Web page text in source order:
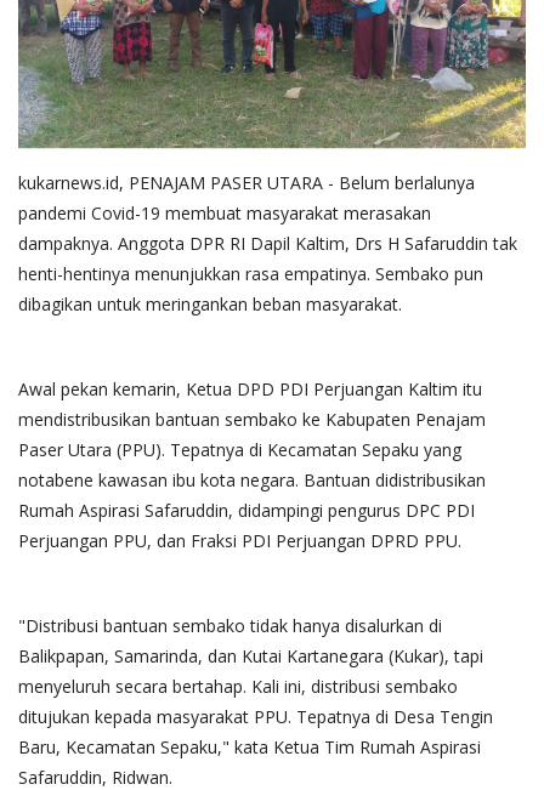
Gallery
kukarnews.id, PENAJAM PASER UTARA - Belum berlalunya
pandemi Covid-19 membuat masyarakat merasakan
dampaknya. Anggota DPR RI Dapil Kaltim, Drs H Safaruddin tak
henti-hentinya menunjukkan rasa empatinya. Sembako pun
dibagikan untuk meringankan beban masyarakat.
Awal pekan kemarin, Ketua DPD PDI Perjuangan Kaltim itu
mendistribusikan bantuan sembako ke Kabupaten Penajam
Paser Utara (PPU). Tepatnya di Kecamatan Sepaku yang
notabene kawasan ibu kota negara. Bantuan didistribusikan
Rumah Aspirasi Safaruddin, didampingi pengurus DPC PDI
Perjuangan PPU, dan Fraksi PDI Perjuangan DPRD PPU.
"Distribusi bantuan sembako tidak hanya disalurkan di
Balikpapan, Samarinda, dan Kutai Kartanegara (Kukar), tapi
menyeluruh secara bertahap. Kali ini, distribusi sembako
ditujukan kepada masyarakat PPU. Tepatnya di Desa Tengin
Baru, Kecamatan Sepaku," kata Ketua Tim Rumah Aspirasi
Safaruddin, Ridwan.